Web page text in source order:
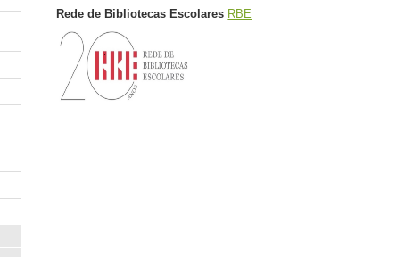
Rede de Bibliotecas Escolares RBE